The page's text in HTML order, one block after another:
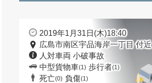
2019年1月31日(木)18:40
広島市南区宇品海岸一丁目 付近
人対車両 小破事故
中型貨物車(1) 歩行者(1)
死亡(0) 負傷(1)